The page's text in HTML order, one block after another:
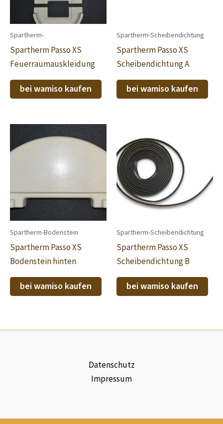
Spartherm-
Spartherm Passo XS
Feuerraumauskleidung
bei wamiso kaufen
Spartherm-Scheibendichtung
Spartherm Passo XS
Scheibendichtung A
bei wamiso kaufen
Spartherm-Bodenstein
Spartherm Passo XS
Bodenstein hinten
bei wamiso kaufen
Spartherm-Scheibendichtung
Spartherm Passo XS
Scheibendichtung B
bei wamiso kaufen
Datenschutz
Impressum